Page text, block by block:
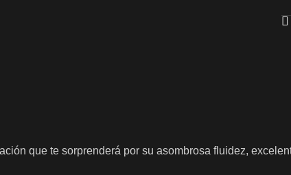
que te sorprenderá por su asombrosa fluidez,